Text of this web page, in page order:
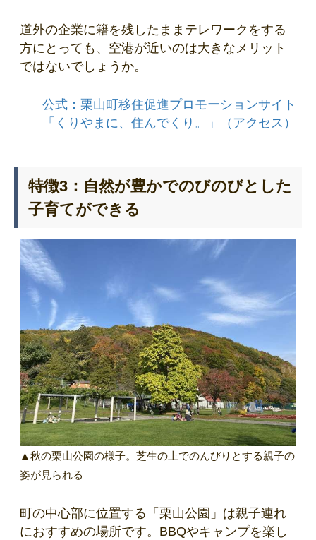
道外の企業に籍を残したままテレワークをする
方にとっても、空港が近いのは大きなメリット
ではないでしょうか。
公式：栗山町移住促進プロモーションサイト
「くりやまに、住んでくり。」（アクセス）
特徴3：自然が豊かでのびのびとした
子育てができる
▲秋の栗山公園の様子。芝生の上でのんびりとする親子の
姿が見られる
町の中心部に位置する「栗山公園」は親子連れ
におすすめの場所です。BBQやキャンプを楽し